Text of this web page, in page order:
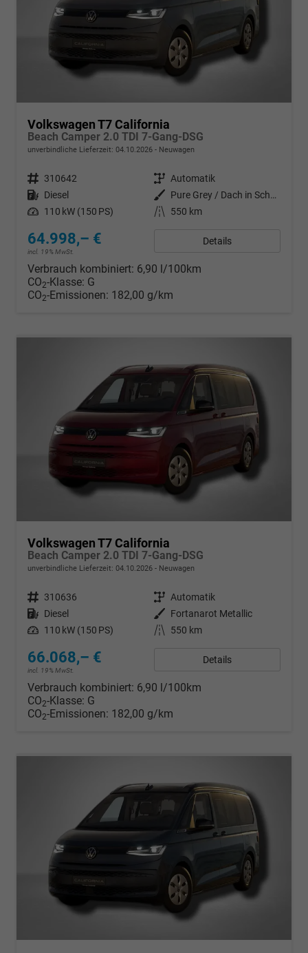
Volkswagen T7 California
Beach Camper 2.0 TDI 7-Gang-DSG
unverbindliche Lieferzeit: 04.10.2026 Neuwagen
Fahrzeugnr. 310642 Getriebe Automatik
Kraftstoff Diesel Außenfarbe
Pure Grey / Dach in Schwarz
Leistung 110 kW (150 PS) Kilometerstand 550 km
64.998,– €
incl. 19% MwSt.
Details
Verbrauch kombiniert: 6,90 l/100km
CO2-Klasse: G
CO2-Emissionen: 182,00 g/km
Volkswagen T7 California
Beach Camper 2.0 TDI 7-Gang-DSG
unverbindliche Lieferzeit: 04.10.2026 Neuwagen
Fahrzeugnr. 310636 Getriebe Automatik
Kraftstoff Diesel Außenfarbe
Fortanarot Metallic
Leistung 110 kW (150 PS) Kilometerstand 550 km
66.068,– €
incl. 19% MwSt.
Details
Verbrauch kombiniert: 6,90 l/100km
CO2-Klasse: G
CO2-Emissionen: 182,00 g/km